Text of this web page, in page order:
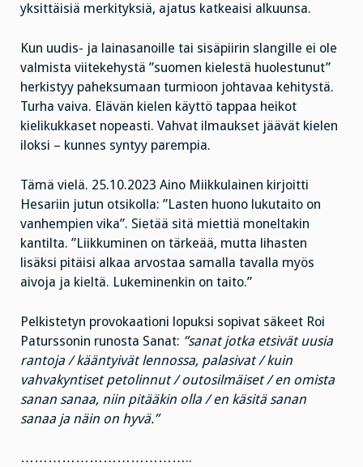
yksittäisiä merkityksiä, ajatus katkeaisi alkuunsa.
Kun uudis- ja lainasanoille tai sisäpiirin slangille ei ole
valmista viitekehystä ”suomen kielestä huolestunut”
herkistyy paheksumaan turmioon johtavaa kehitystä.
Turha vaiva. Elävän kielen käyttö tappaa heikot
kielikukkaset nopeasti. Vahvat ilmaukset jäävät kielen
iloksi – kunnes syntyy parempia.
Tämä vielä. 25.10.2023 Aino Miikkulainen kirjoitti
Hesariin jutun otsikolla: ”Lasten huono lukutaito on
vanhempien vika”. Sietää sitä miettiä moneltakin
kantilta. ”Liikkuminen on tärkeää, mutta lihasten
lisäksi pitäisi alkaa arvostaa samalla tavalla myös
aivoja ja kieltä. Lukeminenkin on taito.”
Pelkistetyn provokaationi lopuksi sopivat säkeet Roi
Paturssonin runosta Sanat: ”sanat jotka etsivät uusia
rantoja / kääntyivät lennossa, palasivat / kuin
vahvakyntiset petolinnut / outosilmäiset / en omista
sanan sanaa, niin pitääkin olla / en käsitä sanan
sanaa ja näin on hyvä.”
………………………………..